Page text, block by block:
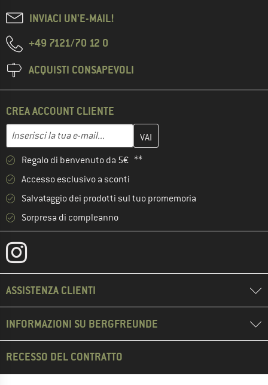
INVIACI UN'E-MAIL!
+49 7121/70 12 0
ACQUISTI CONSAPEVOLI
CREA ACCOUNT CLIENTE
Indirizzo e-mail
Inserisci qui il tuo indirizzo e-mail e crea il tuo account cliente
Regalo di benvenuto da 5€ **
Accesso esclusivo a sconti
Salvataggio dei prodotti sul tuo promemoria
Sorpresa di compleanno
ASSISTENZA CLIENTI
INFORMAZIONI SU BERGFREUNDE
RECESSO DEL CONTRATTO